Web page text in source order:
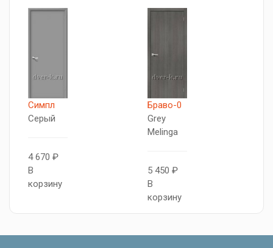
Симпл
Серый
4 670 ₽
В
корзину
Браво-0
Grey
Melinga
5 450 ₽
В
корзину